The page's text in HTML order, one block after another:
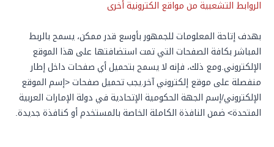
الروابط التشعبية من مواقع الكترونية أخرى
بهدف إتاحة المعلومات للجمهور بأوسع قدر ممكن، يسمح بالربط
المباشر بكافة الصفحات التي تمت استضافتها على هذا الموقع
الإلكتروني.ومع ذلك، فإنه لا يسمح بتحميل أي صفحات داخل إطار
منفصلة على موقع إلكتروني آخر.يجب تحميل صفحات <إسم الموقع
الإلكتروني/إسم الجهة الحكومية الإتحادية في دولة الإمارات العربية
المتحدة> ضمن النافذة الكاملة الخاصة بالمستخدم أو كنافذة جديدة.